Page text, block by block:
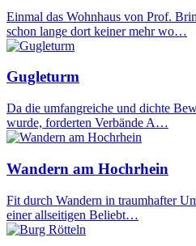
Einmal das Wohnhaus von Prof.
schon lange dort keiner mehr wo…
Gugleturm
Da die umfangreiche und dichte
wurde, forderten Verbände A…
Wandern am Hochrhein
Fit durch Wandern in traumhafter
einer allseitigen Beliebt…